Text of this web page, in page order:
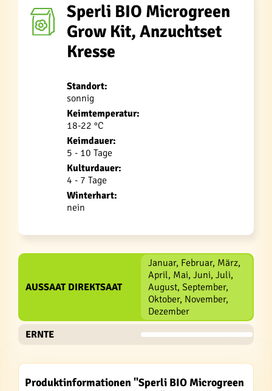
Sperli BIO Microgreen
Grow Kit, Anzuchtset
Kresse
Standort:
sonnig
Keimtemperatur:
18-22 °C
Keimdauer:
5 - 10 Tage
Kulturdauer:
4 - 7 Tage
Winterhart:
nein
AUSSAAT DIREKTSAAT
Januar, Februar, März,
April, Mai, Juni, Juli,
August, September,
Oktober, November,
Dezember
ERNTE
Produktinformationen "Sperli BIO Microgreen